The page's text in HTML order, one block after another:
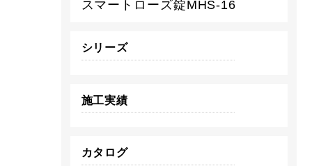
スマートローズ錠MHS-16
シリーズ
施工実績
カタログ